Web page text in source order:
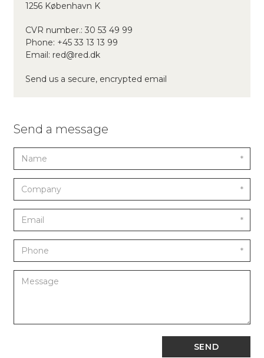
1256 København K
CVR number.: 30 53 49 99
Phone: +45 33 13 13 99
Email: red@red.dk
Send us a secure, encrypted email
Send a message
*
*
*
*